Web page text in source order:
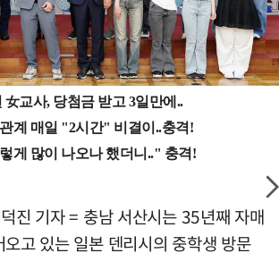
진 기자 = 충남 서산시는 35년째 자매
고 있는 일본 덴리시의 중학생 방문